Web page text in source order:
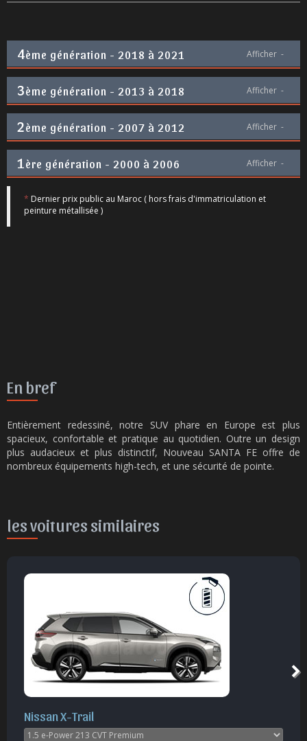
4ème génération - 2018 à 2021 Afficher -
3ème génération - 2013 à 2018 Afficher -
2ème génération - 2007 à 2012 Afficher -
1ère génération - 2000 à 2006 Afficher -
* Dernier prix public au Maroc ( hors frais d'immatriculation et
peinture métallisée )
En bref
Entièrement redessiné, notre SUV phare en Europe est plus
spacieux, confortable et pratique au quotidien. Outre un design
plus audacieux et plus distinctif, Nouveau SANTA FE offre de
nombreux équipements high-tech, et une sécurité de pointe.
les voitures similaires
Nissan X-Trail